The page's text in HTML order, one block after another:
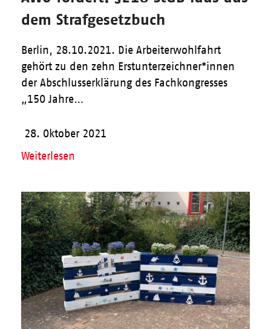
dem Strafgesetzbuch
Berlin, 28.10.2021. Die Arbeiterwohlfahrt
gehört zu den zehn Erstunterzeichner*innen
der Abschlusserklärung des Fachkongresses
„150 Jahre…
28. Oktober 2021
Weiterlesen